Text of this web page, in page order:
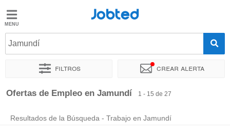
Jobted
Ofertas
de
empleo
Salarios
Jobted
Jamundí
Filtros Crear alerta
Ordenar por Ubicación exacta Empresa
Ofertas de Empleo en Jamundí 1 - 15 de 27
Resultados de la Búsqueda - Trabajo en Jamundí